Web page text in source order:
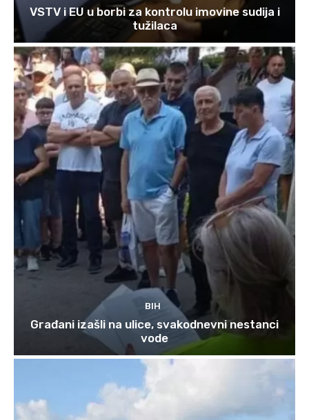
VSTV i EU u borbi za kontrolu imovine sudija i
tužilaca
BIH
Građani izašli na ulice, svakodnevni nestanci
vode